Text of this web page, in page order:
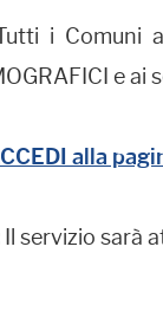
i Comuni
e ai
alla
Il servizio sarà